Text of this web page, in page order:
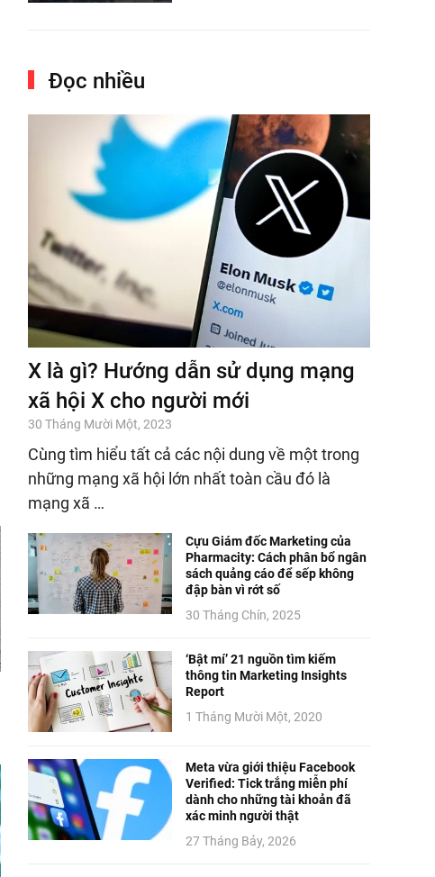
Đọc nhiều
X là gì? Hướng dẫn sử dụng mạng
xã hội X cho người mới
30 Tháng Mười Một, 2023
Cùng tìm hiểu tất cả các nội dung về một trong
những mạng xã hội lớn nhất toàn cầu đó là
mạng xã …
Cựu Giám đốc Marketing của
Pharmacity: Cách phân bổ ngân
sách quảng cáo để sếp không
đập bàn vì rớt số
30 Tháng Chín, 2025
‘Bật mí’ 21 nguồn tìm kiếm
thông tin Marketing Insights
Report
1 Tháng Mười Một, 2020
Meta vừa giới thiệu Facebook
Verified: Tick trắng miễn phí
dành cho những tài khoản đã
xác minh người thật
27 Tháng Bảy, 2026